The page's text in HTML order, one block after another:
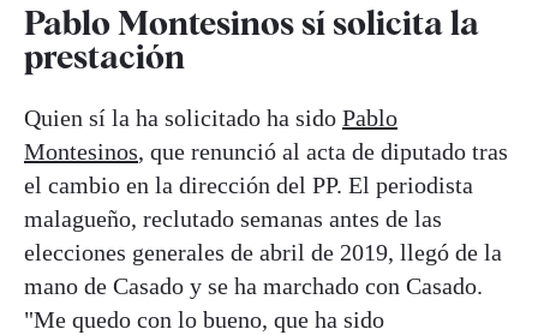
Pablo Montesinos sí solicita la
prestación
Quien sí la ha solicitado ha sido Pablo
Montesinos, que renunció al acta de diputado tras
el cambio en la dirección del PP. El periodista
malagueño, reclutado semanas antes de las
elecciones generales de abril de 2019, llegó de la
mano de Casado y se ha marchado con Casado.
"Me quedo con lo bueno, que ha sido